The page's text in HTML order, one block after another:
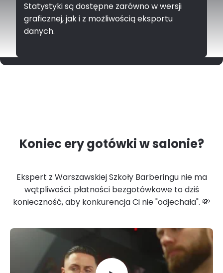
Statystyki są dostępne zarówno w wersji
graficznej, jak i z możliwością eksportu
danych.
Koniec ery gotówki w salonie?
Ekspert z Warszawskiej Szkoły Barberingu nie ma
wątpliwości: płatności bezgotówkowe to dziś
konieczność, aby konkurencja Ci nie "odjechała". 💸